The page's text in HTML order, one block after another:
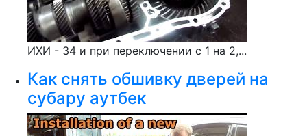
ИХИ - 34 и при переключении с 1 на 2,...
Как снять обшивку дверей на
субару аутбек